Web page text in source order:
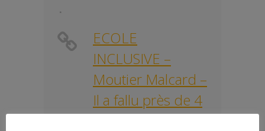
ECOLE
INCLUSIVE –
Moutier Malcard –
Il a fallu près de 4